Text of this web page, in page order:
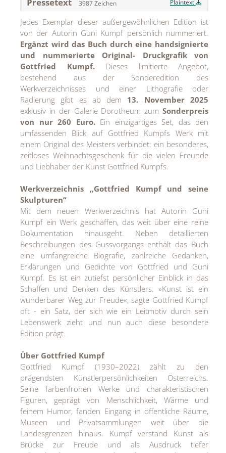
ÜBER
KONTAKT
3987 Zeichen Plaintext
Jedes Exemplar dieser außergewöhnlichen Edition ist
von der Autorin Guni Kumpf persönlich nummeriert.
Ergänzt wird das Buch durch eine handsignierte
und nummerierte Original- Druckgrafik von
Gottfried Kumpf.Dieses limitierte Angebot,
bestehend aus der Sonderedition des
Werkverzeichnisses und einer Lithografie oder
Radierung gibt es ab dem 13. November 2025
exklusiv in der Galerie Dorotheum zum Sonderpreis
von nur 260 Euro. Ein einzigartiges Set, das den
umfassenden Blick auf Gottfried Kumpfs Werk mit
einem Original des Meisters verbindet: ein besonderes,
zeitloses Weihnachtsgeschenk für die vielen Freunde
und Liebhaber der Kunst Gottfried Kumpfs.
Werkverzeichnis „Gottfried Kumpf und seine
Skulpturen“
Mit dem neuen Werkverzeichnis hat Autorin Guni
Kumpf ein Werk geschaffen, das weit über eine reine
Dokumentation hinausgeht. Neben detaillierten
Beschreibungen des Gussvorgangs enthält das Buch
eine umfangreiche Biografie, zahlreiche Gedanken,
Erklärungen und Gedichte von Gottfried und Guni
Kumpf. Es ist ein zutiefst persönlicher Einblick in das
Schaffen und Denken des Künstlers. »Kunst ist ein
wunderbarer Weg zur Freude«, sagte Gottfried Kumpf
oft - ein Satz, der sich wie ein Leitmotiv durch sein
Lebenswerk zieht und nun auch diese besondere
Edition prägt.
Über Gottfried Kumpf
Gottfried Kumpf (1930–2022) zählt zu den
prägendsten Künstlerpersönlichkeiten Österreichs.
Seine farbenfrohen Werke und charakteristischen
Figuren, geprägt von Menschlichkeit, Wärme und
feinem Humor, fanden Eingang in öffentliche Räume,
Museen und Privatsammlungen weit über die
Landesgrenzen hinaus. Kumpf verstand Kunst als
Brücke zur Freude und als Ausdruck tiefer